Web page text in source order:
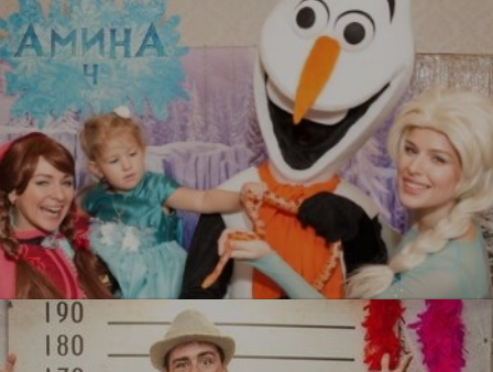
УЗНАТЬ БОЛЬШЕ
Холодное сердеце